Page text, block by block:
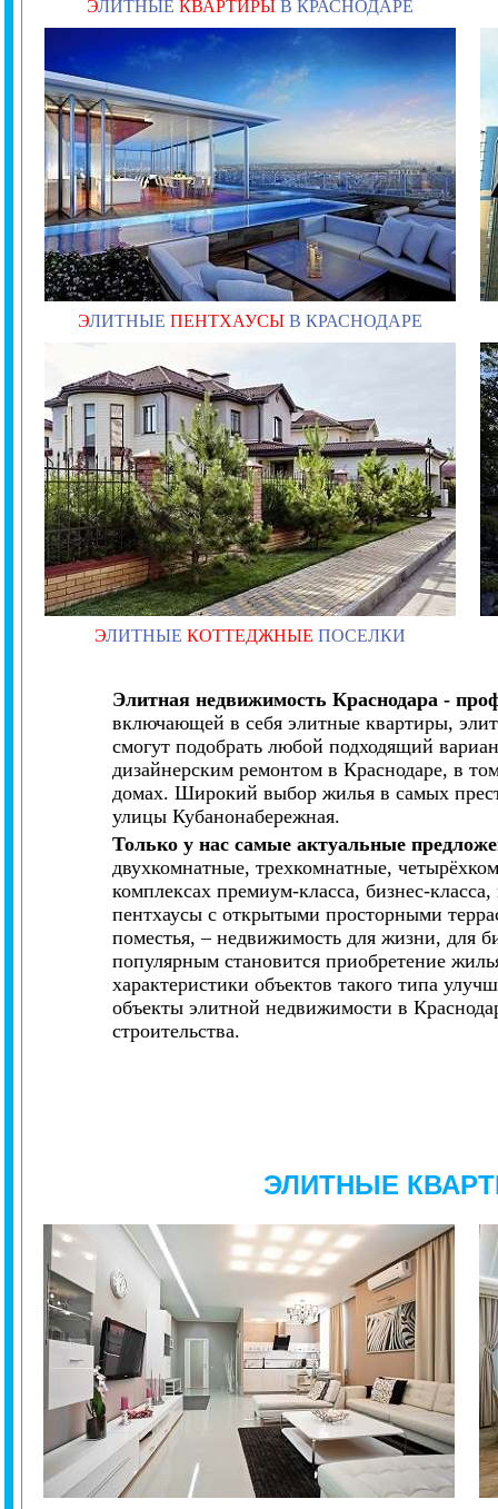
ЭЛИТНЫЕ КВАРТИРЫВ КРАСНОДАРЕ
ЭЛИТНЫЕ ПЕНТХАУСЫВ КРАСНОДАРЕ
ЭЛИТНЫЕ КОТТЕДЖНЫЕ ПОСЕЛКИ
Элитная недвижимость Краснодара -
включающей в себя элитные квартиры,
смогут подобрать любой подходящий
дизайнерским ремонтом в Краснодаре, в
домах. Широкий выбор жилья в самых
улицы Кубанонабережная.
Только у нас самые актуальные
двухкомнатные, трехкомнатные,
комплексах премиум-класса, бизнес-
пентхаусы с открытыми просторными
поместья, – недвижимость для жизни, для
популярным становится приобретение
характеристики объектов такого типа
объекты элитной недвижимости в
строительства.
ЭЛИТНЫЕ